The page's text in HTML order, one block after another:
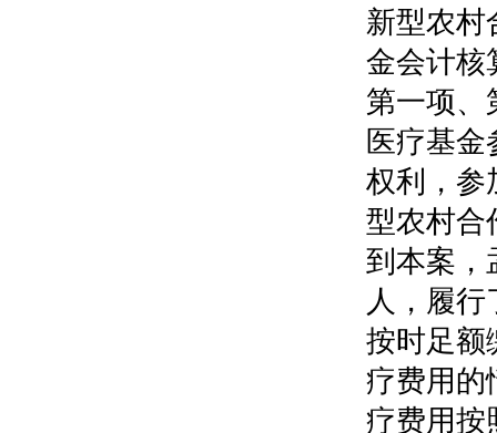
新型农村
金会计核
第一项、
医疗基
权利，参
型农村合
到本案，
人，履
按时足额
疗费用的
疗费用按